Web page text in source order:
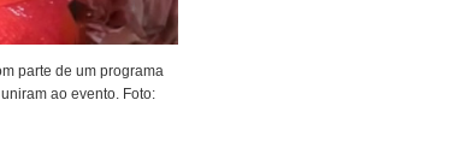
parte de um programa
ao evento. Foto: